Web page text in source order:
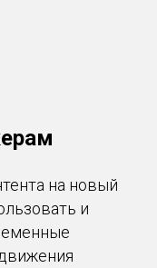
на новый
и